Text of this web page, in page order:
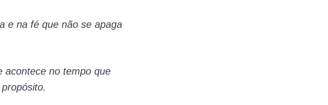
e na fé que não se apaga
acontece no tempo que